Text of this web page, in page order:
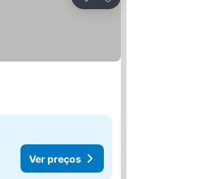
Partilhar
Ver preços